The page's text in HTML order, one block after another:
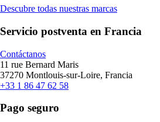
Descubre todas nuestras marcas
Servicio postventa en Francia
Contáctanos
11 rue Bernard Maris
37270 Montlouis-sur-Loire, Francia
+33 1 86 47 62 58
Pago seguro